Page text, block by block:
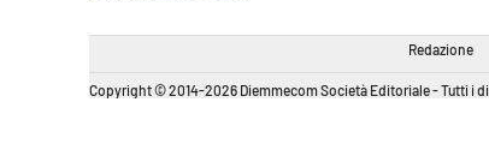
Redazione
Copyright © 2014-2026 Diemmecom Società Editoriale - Tutti i